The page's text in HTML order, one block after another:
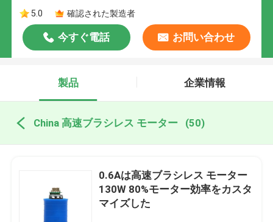
5.0
確認された製造者
今すぐ電話 お問い合わせ
製品 企業情報
China 高速ブラシレス モーター (50)
0.6Aは高速ブラシレス モーター
130W 80%モーター効率をカスタ
マイズした